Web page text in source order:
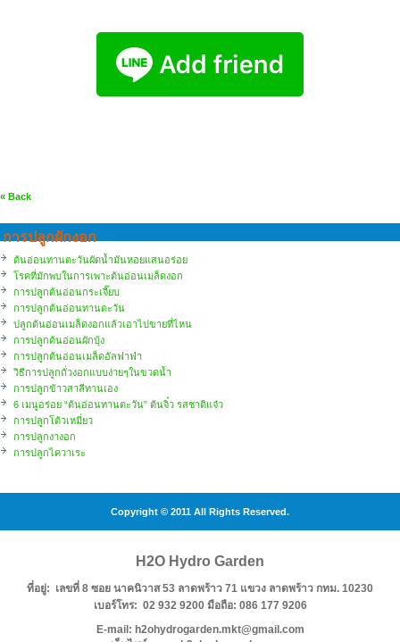
« Back
การปลูกผักงอก
ต้นอ่อนทานตะวันผัดน้ำมันหอยแสนอร่อย
โรคที่มักพบในการเพาะต้นอ่อนเมล็ดงอก
การปลูกต้นอ่อนกระเจี๊ยบ
การปลูกต้นอ่อนทานตะวัน
ปลูกต้นอ่อนเมล็ดงอกแล้วเอาไปขายที่ไหน
การปลูกต้นอ่อนผักบุ้ง
การปลูกต้นอ่อนเมล็ดอัลฟาฟ่า
วิธีการปลูกถั่วงอกแบบง่ายๆในขวดน้ำ
การปลูกข้าวสาลีทานเอง
6 เมนูอร่อย “ต้นอ่อนทานตะวัน” ต้นจิ๋ว รสชาติแจ๋ว
การปลูกโต้วเหมี่ยว
การปลูกงางอก
การปลูกไควาเระ
Copyright © 2011 All Rights Reserved.
H2O Hydro Garden
ที่อยู่: เลขที่ 8 ซอย นาคนิวาส 53 ลาดพร้าว 71 แขวง ลาดพร้าว กทม. 10230
เบอร์โทร: 02 932 9200 มือถือ: 086 177 9206
E-mail: h2ohydrogarden.mkt@gmail.com